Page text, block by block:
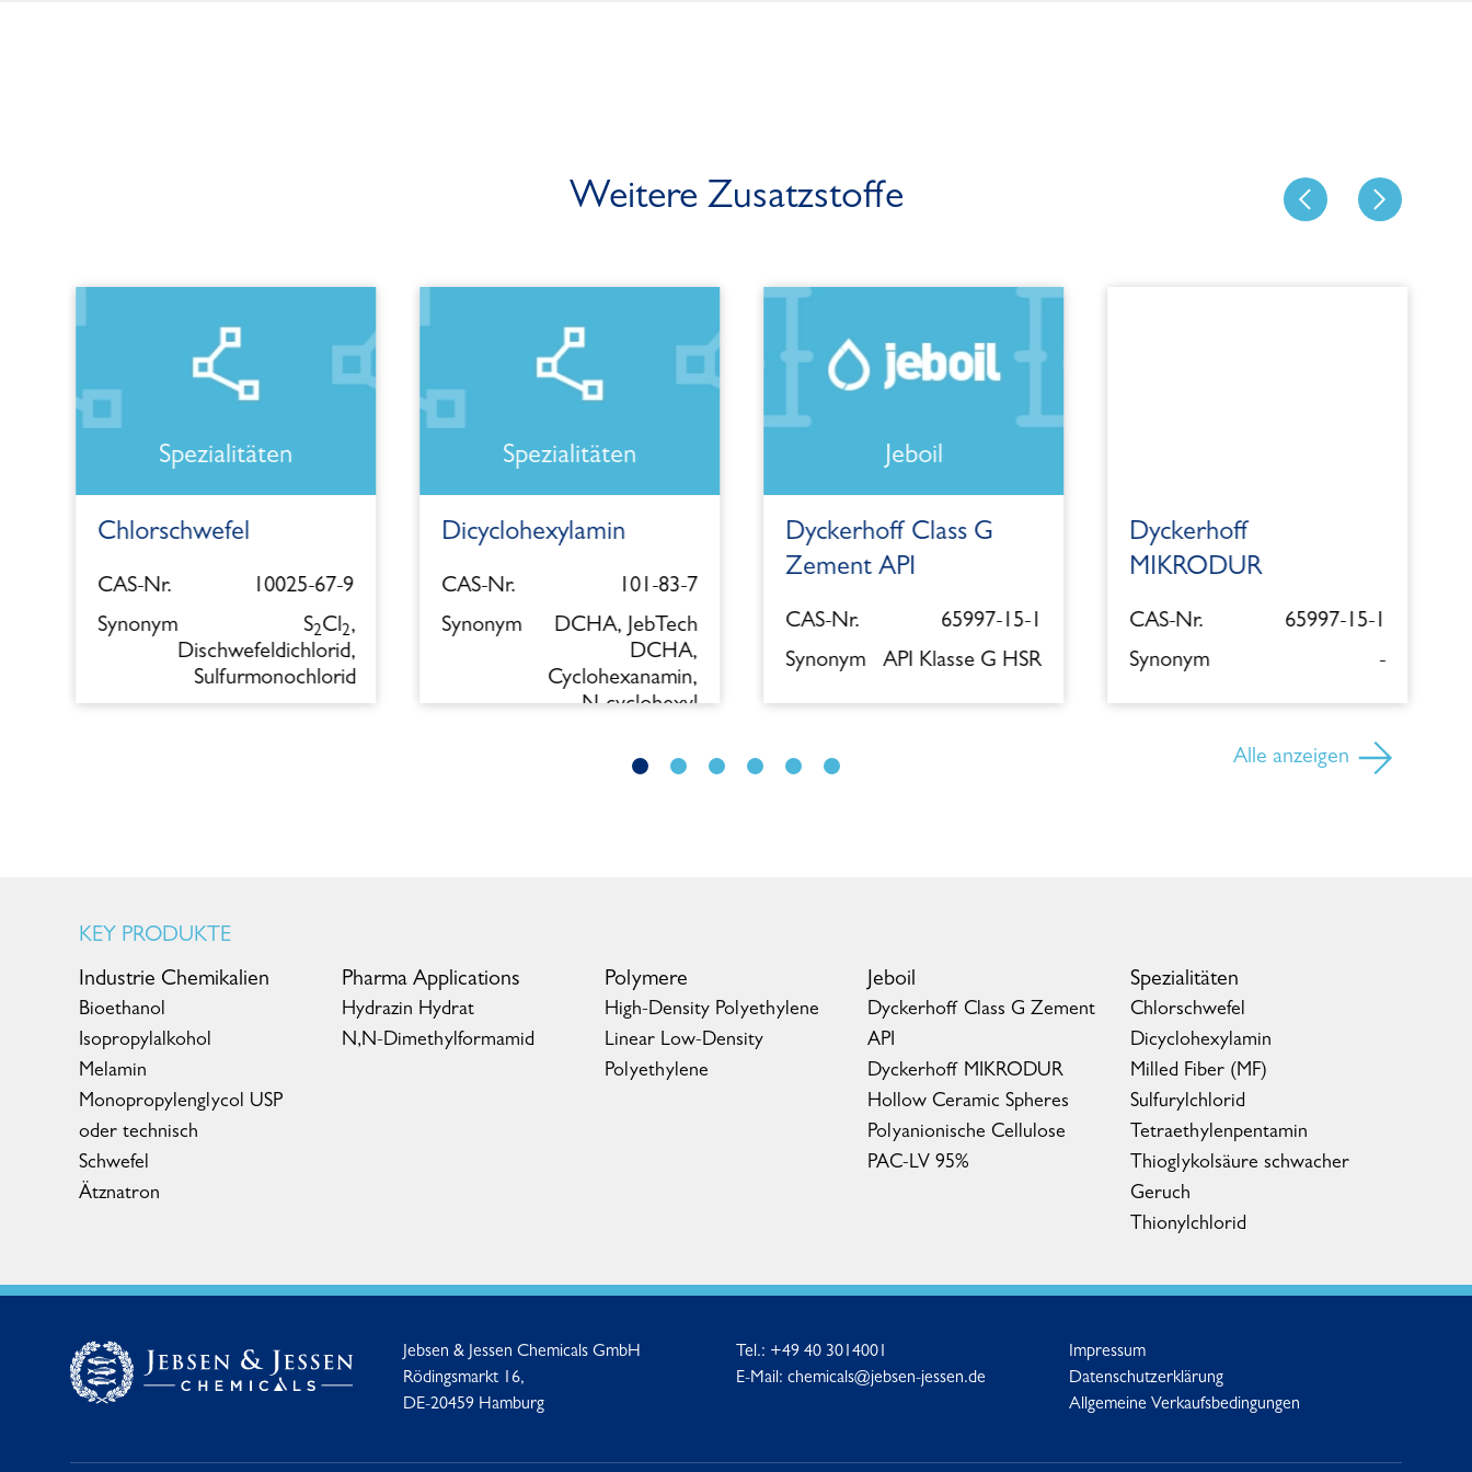
Weitere Zusatzstoffe
Spezialitäten
Chlorschwefel
CAS-Nr.
10025-67-9
Synonym
S2Cl2,
Dischwefeldichlorid,
Sulfurmonochlorid
Spezialitäten
Dicyclohexylamin
CAS-Nr.
101-83-7
Synonym
DCHA, JebTech
DCHA,
Cyclohexanamin,
N-cyclohexyl
Jeboil
Dyckerhoff Class G
Zement API
CAS-Nr.
65997-15-1
Synonym
API Klasse G HSR
Dyckerhoff
MIKRODUR
CAS-Nr.
65997-15-1
Synonym
-
Alle anzeigen
KEY PRODUKTE
Industrie Chemikalien
Bioethanol
Isopropylalkohol
Melamin
Monopropylenglycol USP
oder technisch
Schwefel
Ätznatron
Pharma Applications
Hydrazin Hydrat
N,N-Dimethylformamid
Polymere
High-Density Polyethylene
Linear Low-Density
Polyethylene
Jeboil
Dyckerhoff Class G Zement
API
Dyckerhoff MIKRODUR
Hollow Ceramic Spheres
Polyanionische Cellulose
PAC-LV 95%
Spezialitäten
Chlorschwefel
Dicyclohexylamin
Milled Fiber (MF)
Sulfurylchlorid
Tetraethylenpentamin
Thioglykolsäure schwacher
Geruch
Thionylchlorid
Jebsen & Jessen Chemicals GmbH
Rödingsmarkt 16,
DE-20459 Hamburg
Tel.: +49 40 3014001
E-Mail: chemicals@jebsen-jessen.de
Impressum
Datenschutzerklärung
Allgemeine Verkaufsbedingungen